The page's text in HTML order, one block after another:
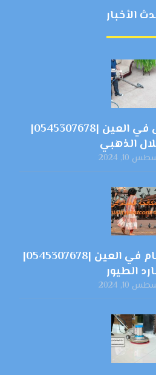
الأخبار
شركة تنظيف فلل في العين |0545307678|
الذهبي
10, 2024
شركة مكافحة الحمام في العين |0545307678|
الطيور
10, 2024